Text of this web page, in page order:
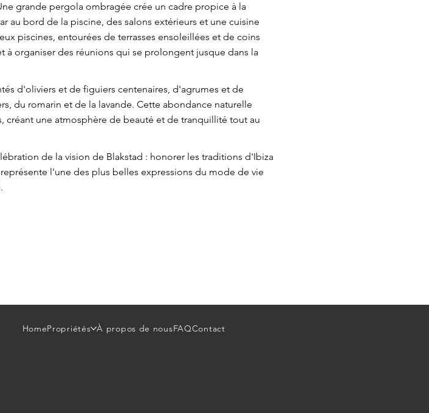
grande pergola ombragée crée un cadre propice à la
au bord de la piscine, des salons extérieurs et une cuisine
piscines, entourées de terrasses ensoleillées et de coins
organiser des réunions qui se prolongent jusque dans la
d'oliviers et de figuiers centenaires, d'agrumes et de
du romarin et de la lavande. Cette abondance naturelle
une atmosphère de beauté et de tranquillité tout au
de la vision de Blakstad : honorer les traditions d'Ibiza
l'une des plus belles expressions du mode de vie
HomePropriétés À propos de nousFAQContact